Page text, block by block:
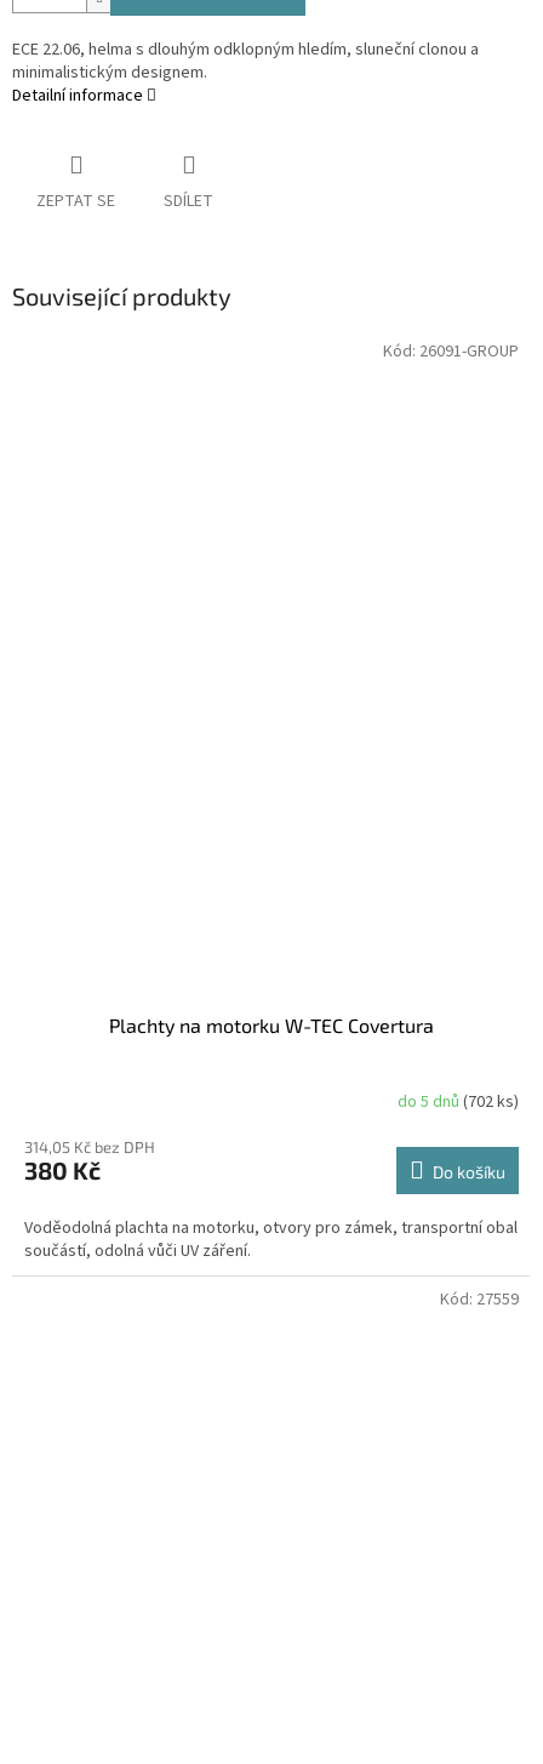
ECE 22.06, helma s dlouhým odklopným hledím, sluneční clonou a
minimalistickým designem.
Detailní informace
ZEPTAT SE SDÍLET
Související produkty
Plachty na motorku W-TEC Covertura
do 5 dnů (702 ks)
314,05 Kč bez DPH
380 Kč Do košíku
Voděodolná plachta na motorku, otvory pro zámek, transportní obal
součástí, odolná vůči UV záření.
Kód: 26091-GROUP
Kód: 27559